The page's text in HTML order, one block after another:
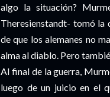
algo la situación?
Theresienstandt- tomó la
de que los alemanes no
alma al diablo. Pero
Al final de la guerra,
luego de un juicio en el